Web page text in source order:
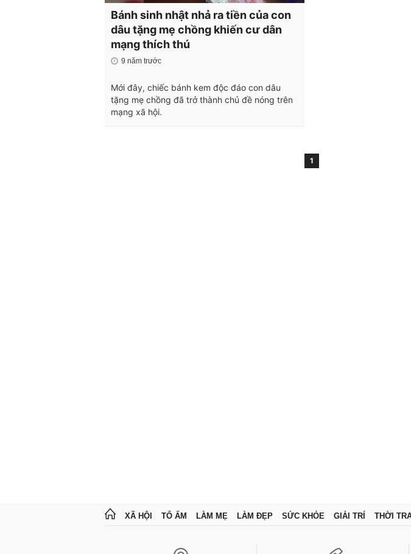
Bánh sinh nhật nhả ra tiền của con
dâu tặng mẹ chồng khiến cư dân
mạng thích thú
9 năm trước
Mới đây, chiếc bánh kem độc đáo con dâu
tặng mẹ chồng đã trở thành chủ đề nóng trên
mạng xã hội.
1
XÃ HỘI TỔ ẤM LÀM MẸ LÀM ĐẸP SỨC KHỎE GIẢI TRÍ THỜI